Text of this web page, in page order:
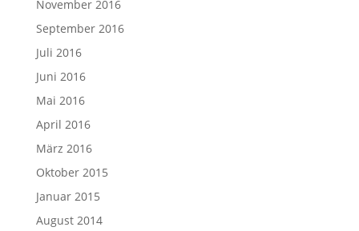
November 2016
September 2016
Juli 2016
Juni 2016
Mai 2016
April 2016
März 2016
Oktober 2015
Januar 2015
August 2014